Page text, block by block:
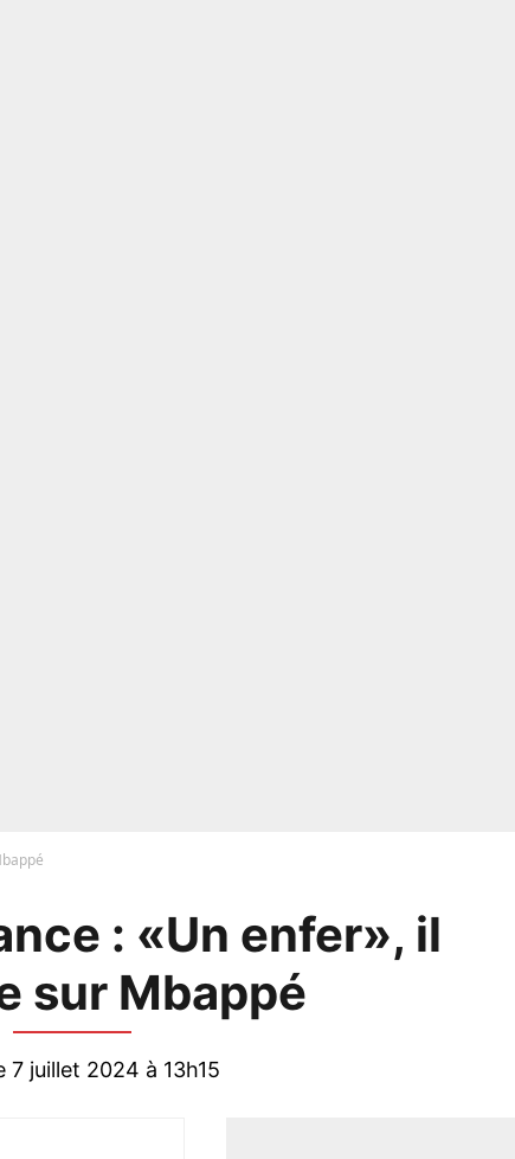
: «Un enfer», il
sur Mbappé
7 juillet 2024 à 13h15